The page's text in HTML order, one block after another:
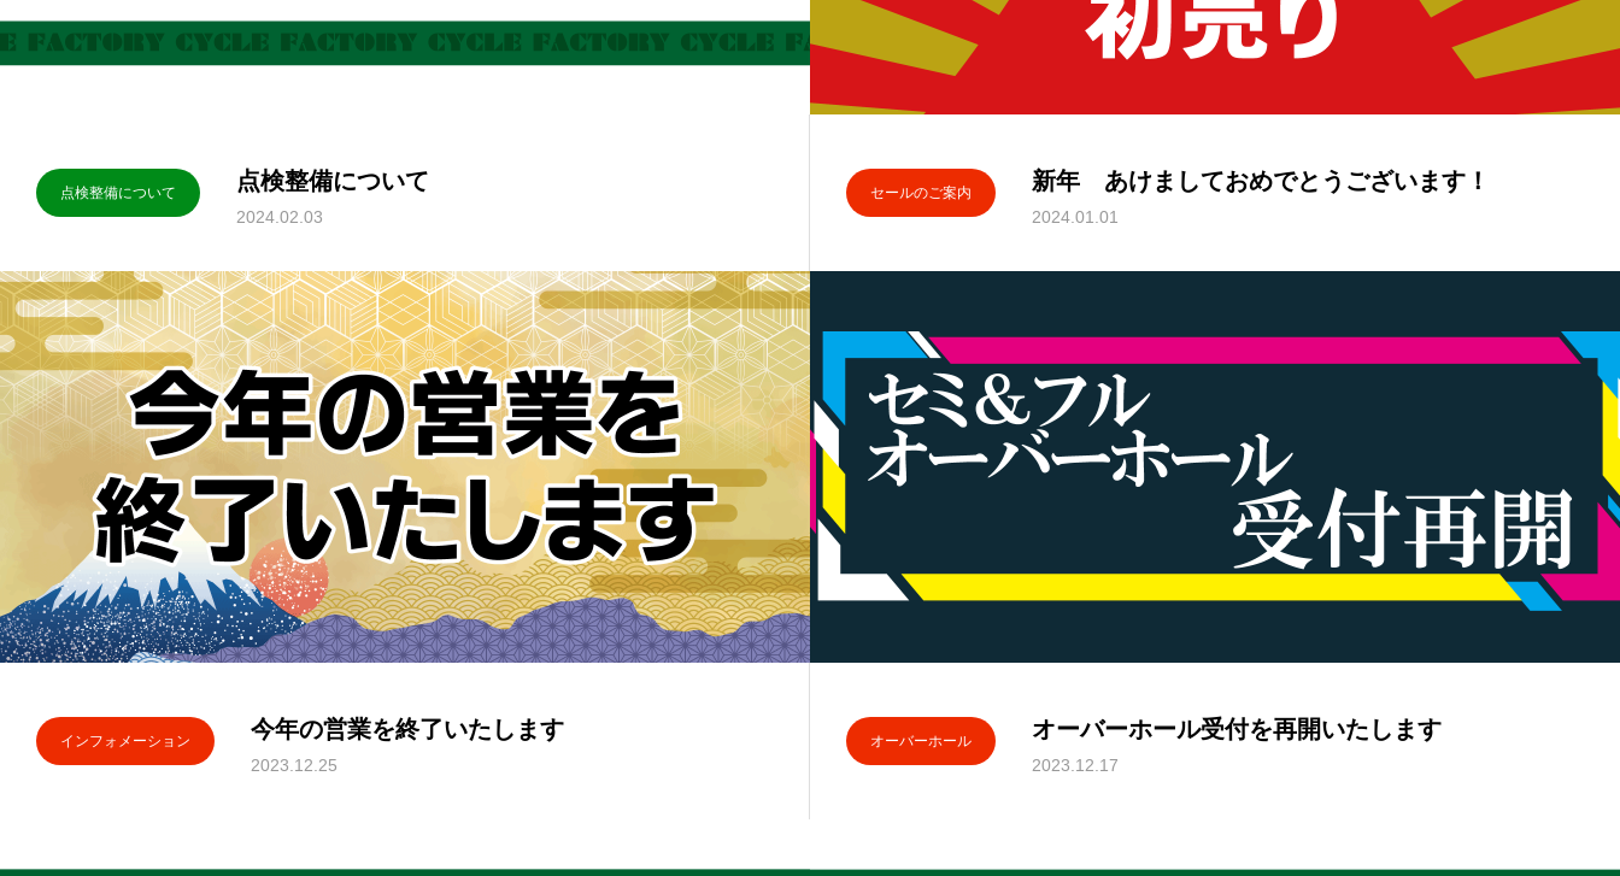
点検整備について 点検整備について
2024.02.03
セールのご案内 新年 あけましておめでとうございます！
2024.01.01
インフォメーション 今年の営業を終了いたします
2023.12.25
オーバーホール オーバーホール受付を再開いたします
2023.12.17